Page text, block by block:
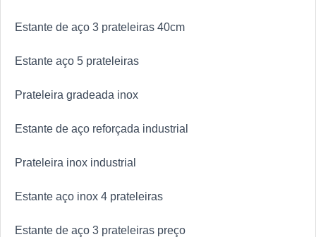
Estante de aço 3 prateleiras 40cm
Estante aço 5 prateleiras
Prateleira gradeada inox
Estante de aço reforçada industrial
Prateleira inox industrial
Estante aço inox 4 prateleiras
Estante de aço 3 prateleiras preço